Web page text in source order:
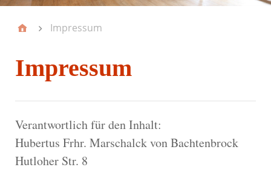
Impressum
Impressum
Verantwortlich für den Inhalt:
Hubertus Frhr. Marschalck von Bachtenbrock
Hutloher Str. 8